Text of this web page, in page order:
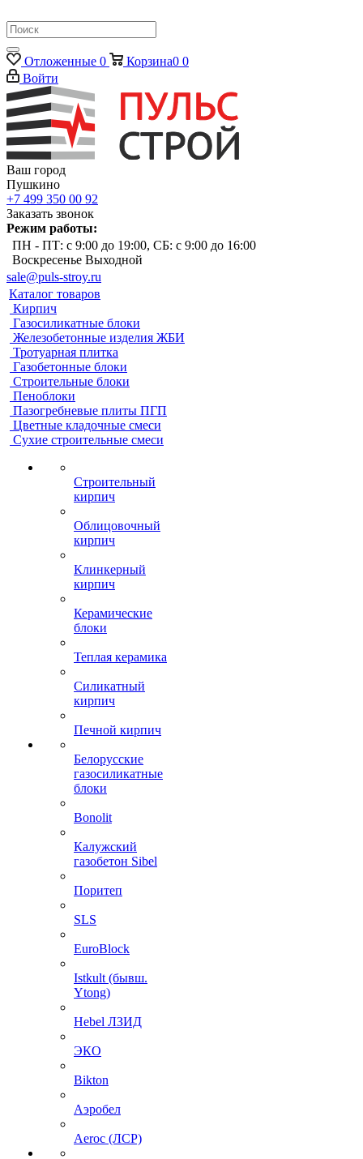
Отложенные 0 Корзина0 0
Войти
Ваш город
Пушкино
+7 499 350 00 92
Заказать звонок
Режим работы:
ПН - ПТ: с 9:00 до 19:00, СБ: с 9:00 до 16:00
Воскресенье Выходной
sale@puls-stroy.ru
Каталог товаров
Кирпич
Газосиликатные блоки
Железобетонные изделия ЖБИ
Тротуарная плитка
Газобетонные блоки
Строительные блоки
Пеноблоки
Пазогребневые плиты ПГП
Цветные кладочные смеси
Сухие строительные смеси
Строительный
кирпич
Облицовочный
кирпич
Клинкерный
кирпич
Керамические
блоки
Теплая керамика
Силикатный
кирпич
Печной кирпич
Белорусские
газосиликатные
блоки
Bonolit
Калужский
газобетон Sibel
Поритеп
SLS
EuroBlock
Istkult (бывш.
Ytong)
Hebel ЛЗИД
ЭКО
Bikton
Аэробел
Aeroc (ЛСР)